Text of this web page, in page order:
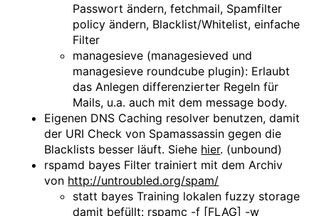
Passwort ändern, fetchmail, Spamfilter
policy ändern, Blacklist/Whitelist, einfache
Filter
managesieve (managesieved und
managesieve roundcube plugin): Erlaubt
das Anlegen differenzierter Regeln für
Mails, u.a. auch mit dem message body.
Eigenen DNS Caching resolver benutzen, damit
der URI Check von Spamassassin gegen die
Blacklists besser läuft. Siehe hier. (unbound)
rspamd bayes Filter trainiert mit dem Archiv
von http://untroubled.org/spam/
statt bayes Training lokalen fuzzy storage
damit befüllt: rspamc -f [FLAG] -w